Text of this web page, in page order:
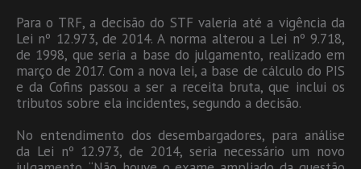
Para o TRF, a decisão do STF valeria até a vigência da
Lei nº 12.973, de 2014. A norma alterou a Lei nº 9.718,
de 1998, que seria a base do julgamento, realizado em
março de 2017. Com a nova lei, a base de cálculo do PIS
e da Cofins passou a ser a receita bruta, que inclui os
tributos sobre ela incidentes, segundo a decisão.
No entendimento dos desembargadores, para análise
da Lei nº 12.973, de 2014, seria necessário um novo